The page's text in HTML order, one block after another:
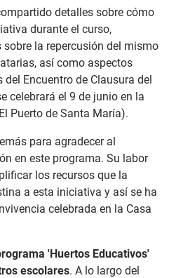
detalles sobre cómo
durante el curso,
la repercusión del mismo
así como aspectos
Encuentro de Clausura del
celebrará el 9 de junio en la
Puerto de Santa María).
para agradecer al
en este programa. Su labor
los recursos que la
a esta iniciativa y así se ha
celebrada en la Casa
'Huertos Educativos'
escolares. A lo largo del